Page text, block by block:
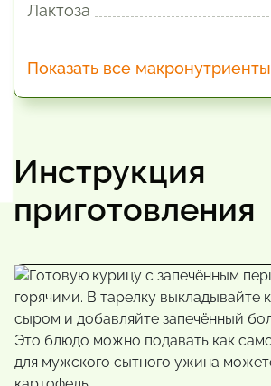
Лактоза
Показать все макронутриенты
Инструкция
приготовления